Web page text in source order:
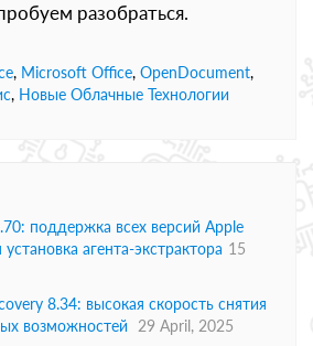
разобраться.
, Microsoft Office, OpenDocument,
, Новые Облачные Технологии
поддержка всех версий Apple
агента-экстрактора 15
8.34: высокая скорость снятия
возможностей
29 April, 2025